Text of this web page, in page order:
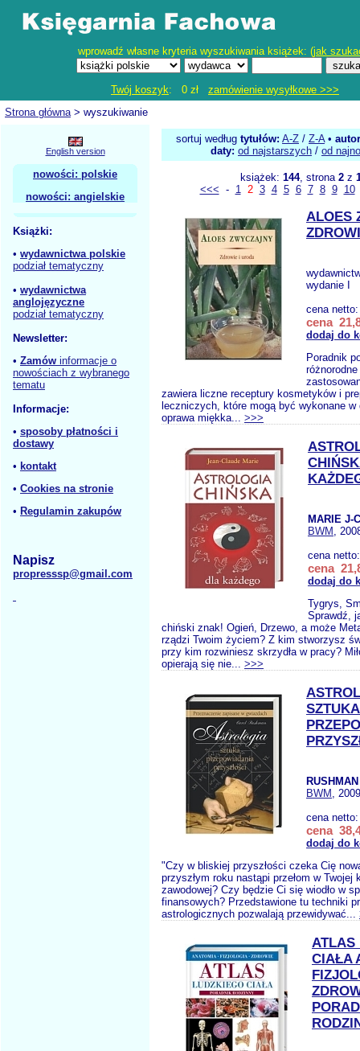
wprowadź własne kryteria wyszukiwania książek: (jak
Twój koszyk: 0 zł zamówienie wysyłkowe >>>
Strona główna> wyszukiwanie
English version
nowości: polskie
nowości: angielskie
Książki:
• wydawnictwa polskie
podział tematyczny
• wydawnictwa
anglojęzyczne
podział tematyczny
Newsletter:
• Zamów informacje o
nowościach z wybranego
tematu
Informacje:
• sposoby płatności i
dostawy
• kontakt
• Cookies na stronie
• Regulamin zakupów
Napisz
propresssp@gmail.com
sortuj według tytułów: A-Z / Z-A•
daty: od najstarszych / od
książek: 144, strona 2z
<<< - 1 2 3 4 5 6 7 8 9 10
ALOES
wydanie I
cena
cena
dodaj do
Poradnik
zawiera liczne receptury kosmetyków i
leczniczych, które mogą być wykonane w
oprawa miękka... >>>
MARIE J-
BWM ,
cena
cena
dodaj do
Tygrys,
Sprawdź,
chiński znak! Ogień, Drzewo, a może
rządzi Twoim życiem? Z kim stworzysz
przy kim rozwiniesz skrzydła w pracy?
opierają się nie... >>>
SZTUKA
BWM ,
cena
cena
dodaj do
"Czy w bliskiej przyszłości czeka Cię
przyszłym roku nastąpi przełom w Twojej
zawodowej? Czy będzie Ci się wiodło w
finansowych? Przedstawione tu techniki
astrologicznych pozwalają przewidywać...
ATLAS
CIAŁA